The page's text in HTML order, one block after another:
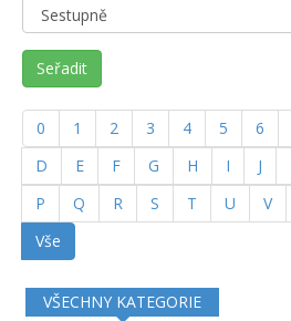
Seřadit
0 1 2 3 4 5 6
D
E F G H I J
P
Q R S T U V
Vše
VŠECHNY KATEGORIE